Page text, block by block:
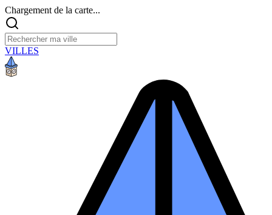
Chargement de la carte...
VILLES